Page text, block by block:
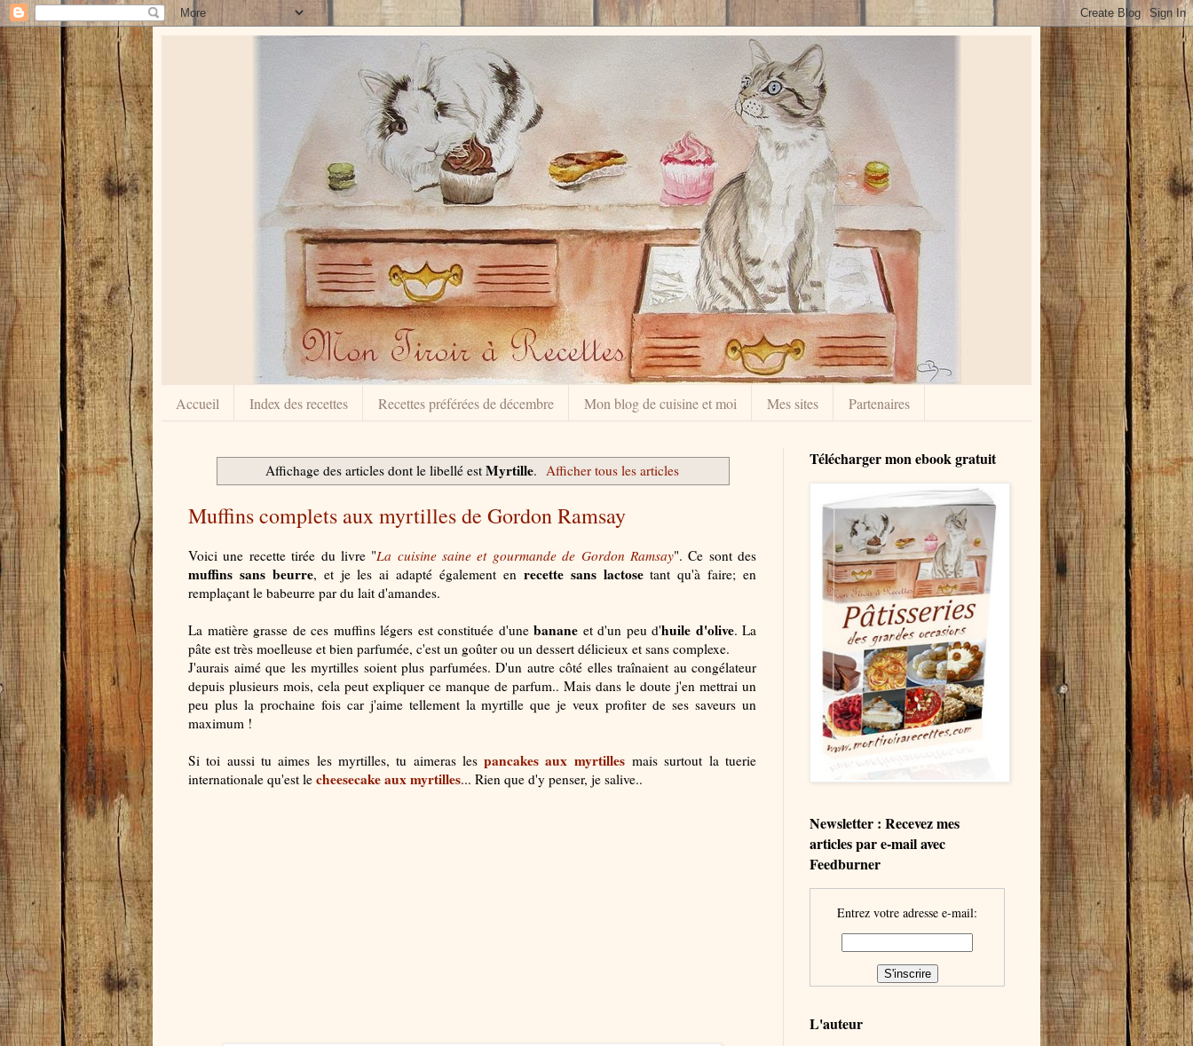
Accueil Index des recettes Recettes préférées de décembre Mon blog de cuisine et moi Mes sites Partenaires
Affichage des articles dont le libellé est Myrtille. Afficher tous les articles
Muffins complets aux myrtilles de Gordon Ramsay
Voici une recette tirée du livre "La cuisine saine et gourmande de Gordon Ramsay". Ce sont des
muffins sans beurre, et je les ai adapté également en recette sans lactosetant qu'à faire; en
remplaçant le babeurre par du lait d'amandes.
La matière grasse de ces muffins légers est constituée d'une banane et d'un peu d'huile d'olive. La
pâte est très moelleuse et bien parfumée, c'est un goûter ou un dessert délicieux et sans complexe.
J'aurais aimé que les myrtilles soient plus parfumées. D'un autre côté elles traînaient au congélateur
depuis plusieurs mois, cela peut expliquer ce manque de parfum.. Mais dans le doute j'en mettrai un
peu plus la prochaine fois car j'aime tellement la myrtille que je veux profiter de ses saveurs un
maximum !
Si toi aussi tu aimes les myrtilles, tu aimeras lespancakes aux myrtilles mais surtout la tuerie
internationale qu'est le cheesecake aux myrtilles... Rien que d'y penser, je salive..
Télécharger mon ebook gratuit
Newsletter : Recevez mes
articles par e-mail avec
Feedburner
Entrez votre adresse e-mail:
L'auteur